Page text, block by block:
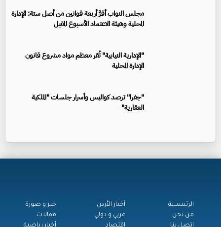
مجلس النواب أقرَّ أربعة قوانين من أصل ستة: الإدارة
المحلية وهيئة الاعتماد الأسبوع المقبل
"الإدارية النيابية" تُقر معظم مواد مشروع قانون
الإدارة المحلية
"جفرا" ترصد كواليس وأسرار جلسات "الملكية
العقارية"
الرئيســية
من نحن
اتصل بنا
أخبار الأردن
عربي و دولي
اقتصاد
خبر و صورة
مقالات
أخبار رياضية